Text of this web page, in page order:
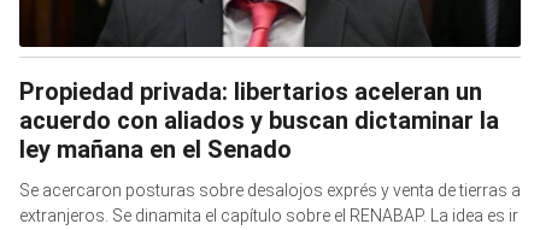
Propiedad privada: libertarios aceleran un
acuerdo con aliados y buscan dictaminar la
ley mañana en el Senado
Se acercaron posturas sobre desalojos exprés y venta de tierras a
extranjeros. Se dinamita el capítulo sobre el RENABAP. La idea es ir